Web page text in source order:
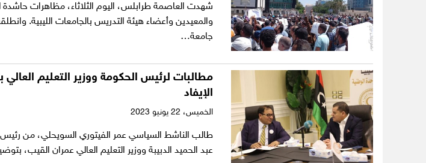
شهدت العاصمة طرابلس، اليوم الثلاثاء، مظاهرات حاشدة
والمعيدين وأعضاء هيئة التدريس بالجامعات الليبية.
جامعة…
مطالبات لرئيس الحكومة ووزير التعليم
الإيفاد
الخميس،
طالب الناشط السياسي عمر الفيتوري السويحلي، من
عبد الحميد الدبيبة ووزير التعليم العالي عمران القيب،